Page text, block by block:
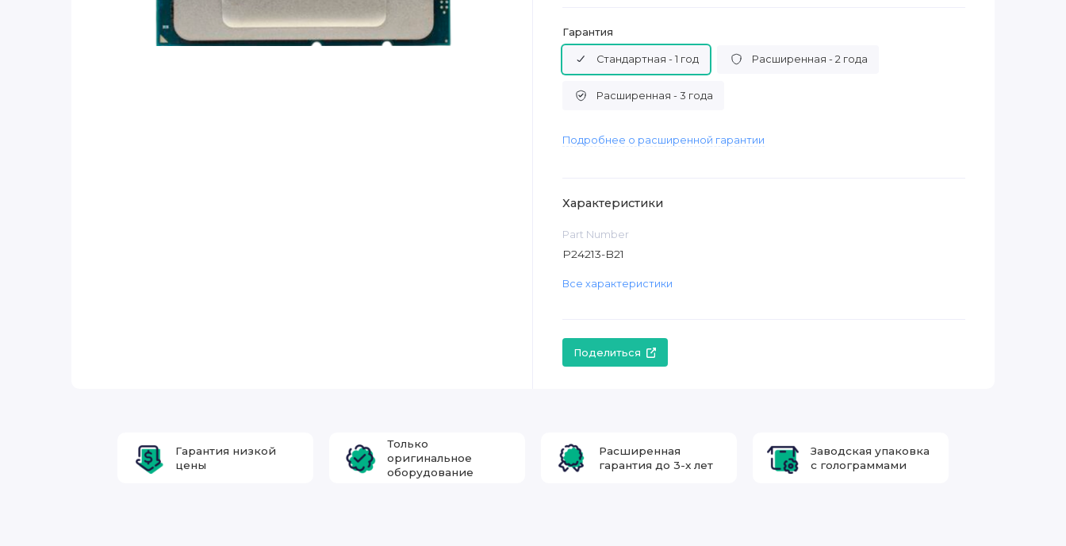
Гарантия
Стандартная - 1 год Расширенная - 2 года
Расширенная - 3 года
Подробнее о расширенной гарантии
Характеристики
Part Number
P24213-B21
Все характеристики
Поделиться
Гарантия низкой
цены
Только
оригинальное
оборудование
Расширенная
гарантия до 3-х лет
Заводская упаковка
с голограммами